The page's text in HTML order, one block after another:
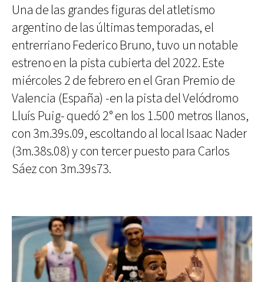
Una de las grandes figuras del atletismo
argentino de las últimas temporadas, el
entrerriano Federico Bruno, tuvo un notable
estreno en la pista cubierta del 2022. Este
miércoles 2 de febrero en el Gran Premio de
Valencia (España) -en la pista del Velódromo
Lluís Puig- quedó 2° en los 1.500 metros llanos,
con 3m.39s.09, escoltando al local Isaac Nader
(3m.38s.08) y con tercer puesto para Carlos
Sáez con 3m.39s73.